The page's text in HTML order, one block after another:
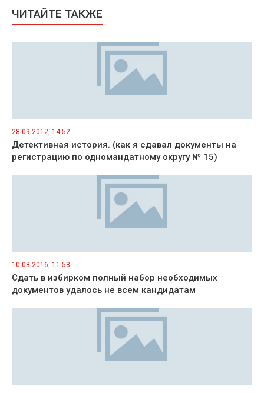
ЧИТАЙТЕ ТАКЖЕ
28.09.2012, 14:52
Детективная история. (как я сдавал документы на
регистрацию по одномандатному округу № 15)
10.08.2016, 11:58
Сдать в избирком полный набор необходимых
документов удалось не всем кандидатам